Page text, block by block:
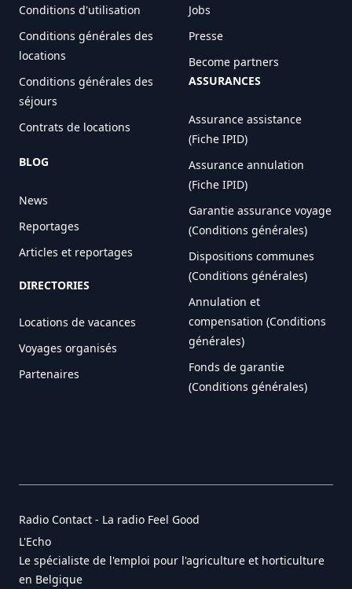
Conditions d'utilisation
Conditions générales des
locations
Conditions générales des
séjours
Contrats de locations
BLOG
News
Reportages
Articles et reportages
DIRECTORIES
Locations de vacances
Voyages organisés
Partenaires
Jobs
Presse
Become partners
ASSURANCES
Assurance assistance
(Fiche IPID)
Assurance annulation
(Fiche IPID)
Garantie assurance voyage
(Conditions générales)
Dispositions communes
(Conditions générales)
Annulation et
compensation (Conditions
générales)
Fonds de garantie
(Conditions générales)
Radio Contact - La radio Feel Good
L'Echo
Le spécialiste de l'emploi pour l'agriculture et horticulture
en Belgique